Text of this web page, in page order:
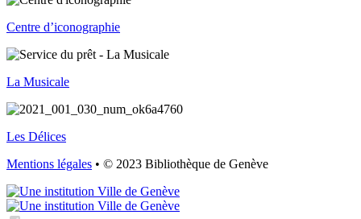
Centre d’iconographie
La Musicale
Les Délices
Mentions légales • © 2023 Bibliothèque de Genève